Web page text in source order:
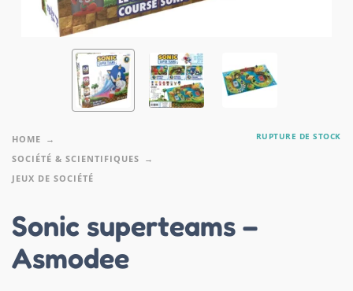
HOME
SOCIÉTÉ & SCIENTIFIQUES
JEUX DE SOCIÉTÉ
RUPTURE DE STOCK
Sonic superteams –
Asmodee